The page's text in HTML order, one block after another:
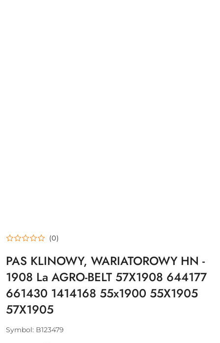
(0)
PAS KLINOWY, WARIATOROWY HN -
1908 La AGRO-BELT 57X1908 644177
661430 1414168 55x1900 55X1905
57X1905
Symbol: B123479